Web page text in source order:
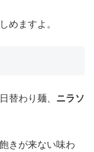
めますよ。
替わり麺、 ニラソ
きが来ない味わ